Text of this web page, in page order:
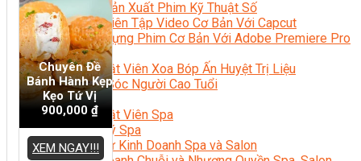
Sản Xuất Phim Kỹ Thuật Số
Biên Tập Video Cơ Bản Với Capcut
Dựng Phim Cơ Bản Với Adobe Premiere Pro
Sức Khỏe
Kỹ Thuật Viên Xoa Bóp Ấn Huyệt Trị Liệu
Chăm Sóc Người Cao Tuổi
Sắc Đẹp
Kỹ Thuật Viên Spa
Quản Lý Spa
Khởi Sự Kinh Doanh Spa và Salon
Chuyên Đề
Bánh Hành Kẹp
Kẹo Tứ Vị
900,000 ₫
XEM NGAY!!!